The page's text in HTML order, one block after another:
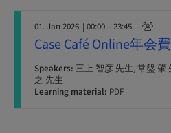
01. Jan 2026 | 00:00 – 23:45
Case Café Online年会
Speakers: 三上 智彦 先生, 常盤 肇
之 先生
Learning material: PDF